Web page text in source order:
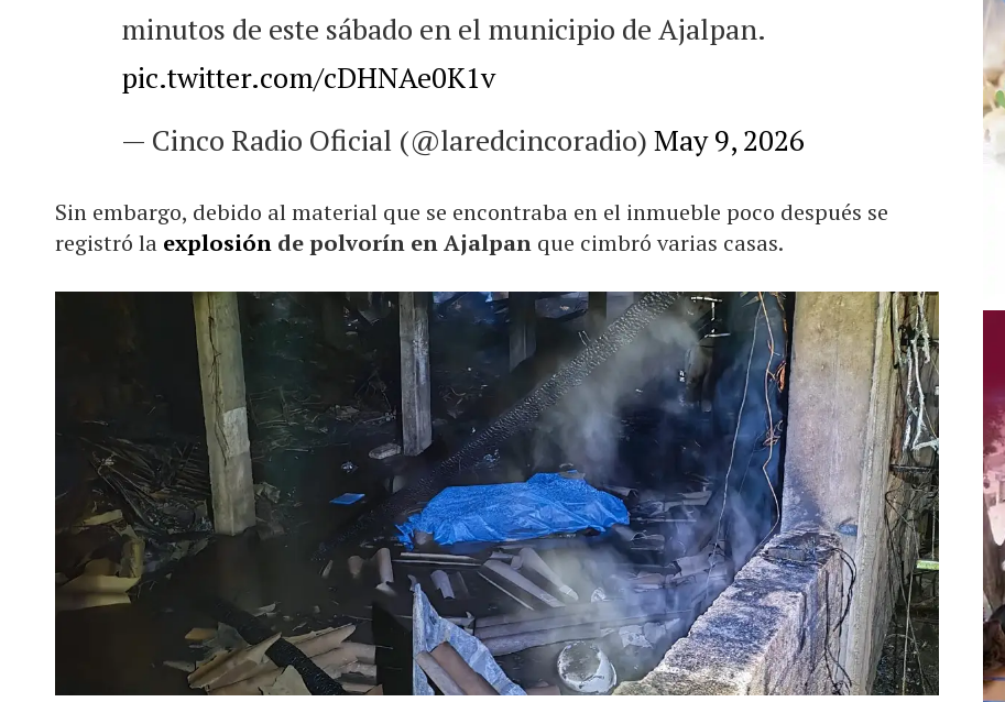
minutos de este sábado en el municipio de Ajalpan.
pic.twitter.com/cDHNAe0K1v
— Cinco Radio Oficial (@laredcincoradio) May 9, 2026
Sin embargo, debido al material que se encontraba en el inmueble poco después se
registró la explosión de polvorín en Ajalpan que cimbró varias casas.